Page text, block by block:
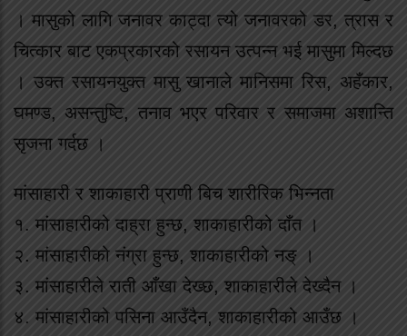
। मासुको लागि जनावर काट्दा त्यो जनावरको डर, त्रास र
चित्कार बाट एकप्रकारको रसायन उत्पन्न भई मासुमा मिल्दछ
। उक्त रसायनयुक्त मासु खानाले मानिसमा रिस, अहँकार,
घमण्ड, असन्तुष्टि, तनाव भएर परिवार र समाजमा अशान्ति
सृजना गर्दछ ।
मांसाहारी र शाकाहारी प्राणी बिच शारीरिक भिन्नता
१. मांसाहारीको दाह्रा हुन्छ, शाकाहारीको दाँत ।
२. मांसाहारीको नंग्रा हुन्छ, शाकाहारीको नङ् ।
३. मांसाहारीले राती आँखा देख्छ, शाकाहारीले देख्दैन ।
४. मांसाहारीको पसिना आउँदैन, शाकाहारीको आउँछ ।